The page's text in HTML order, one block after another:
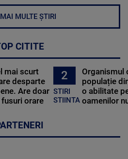
MULTE ȘTIRI
CITITE
mai scurt
desparte
Are doar
orare
2
STIRI
STIINTA
Organismul
populație
o abilitate
oamenilor